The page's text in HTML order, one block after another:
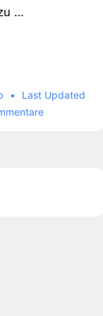
…
Last Updated